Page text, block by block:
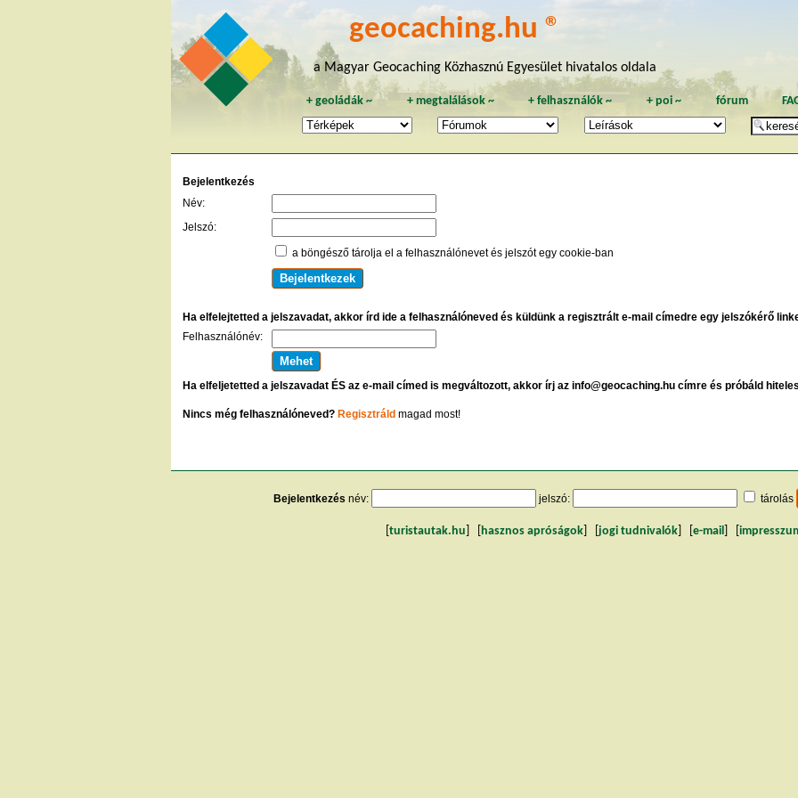
geocaching.hu ®
a Magyar Geocaching Közhasznú Egyesület hivatalos oldala
+geoládák ~ + megtalálások~ +felhasználók ~ + poi~ fórum
Bejelentkezés
Név:
Jelszó:
a böngésző tárolja el a felhasználónevet és jelszót egy cookie-ban
Ha elfelejtetted a jelszavadat, akkor írd ide a felhasználóneved és küldünk a regisztrált e-mail címedre egy jelszókérő
Felhasználónév:
Ha elfeljetetted a jelszavadat ÉS az e-mail címed is megváltozott, akkor írj az info@geocaching.hu címre és próbáld
Nincs még felhasználóneved? Regisztráld magad most!
Bejelentkezés név: jelszó: tárolás
turistautak.hu hasznos apróságok jogi tudnivalók e-mail